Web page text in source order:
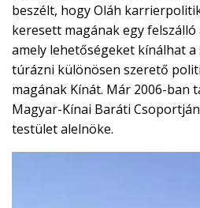
beszélt, hogy Oláh
keresett magának egy
amely lehetőségeket kínálhat a
túrázni különösen szerető
magának Kínát. Már 2006-ban
Magyar-Kínai Baráti
testület alelnöke.